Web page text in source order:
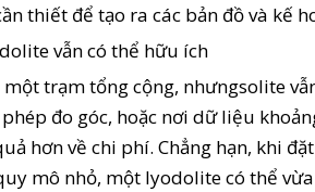
thiết để tạo ra các bản đồ và kế
vẫn có thể hữu ích
trạm tổng cộng, nhưngsolite
đo góc, hoặc nơi dữ liệu
hơn về chi phí. Chẳng hạn, khi
mô nhỏ, một lyodolite có thể